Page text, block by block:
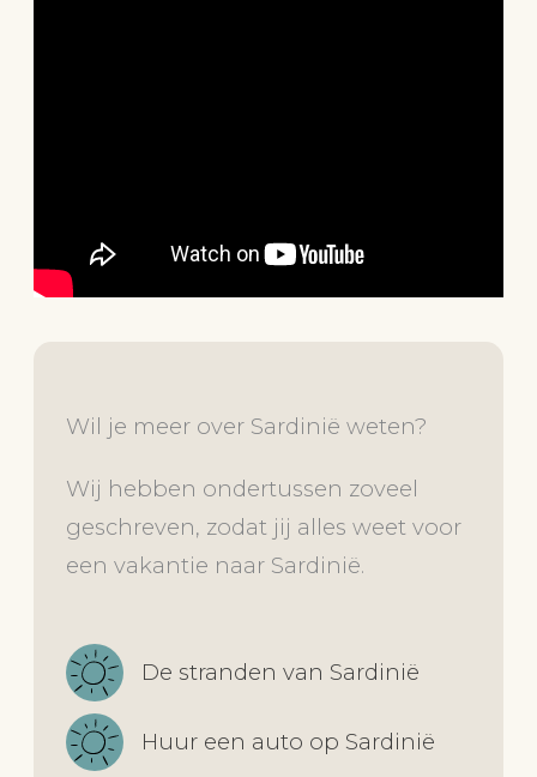
Wil je meer over Sardinië weten?
Wij hebben ondertussen zoveel
geschreven, zodat jij alles weet voor
een vakantie naar Sardinië.
De stranden van Sardinië
Huur een auto op Sardinië